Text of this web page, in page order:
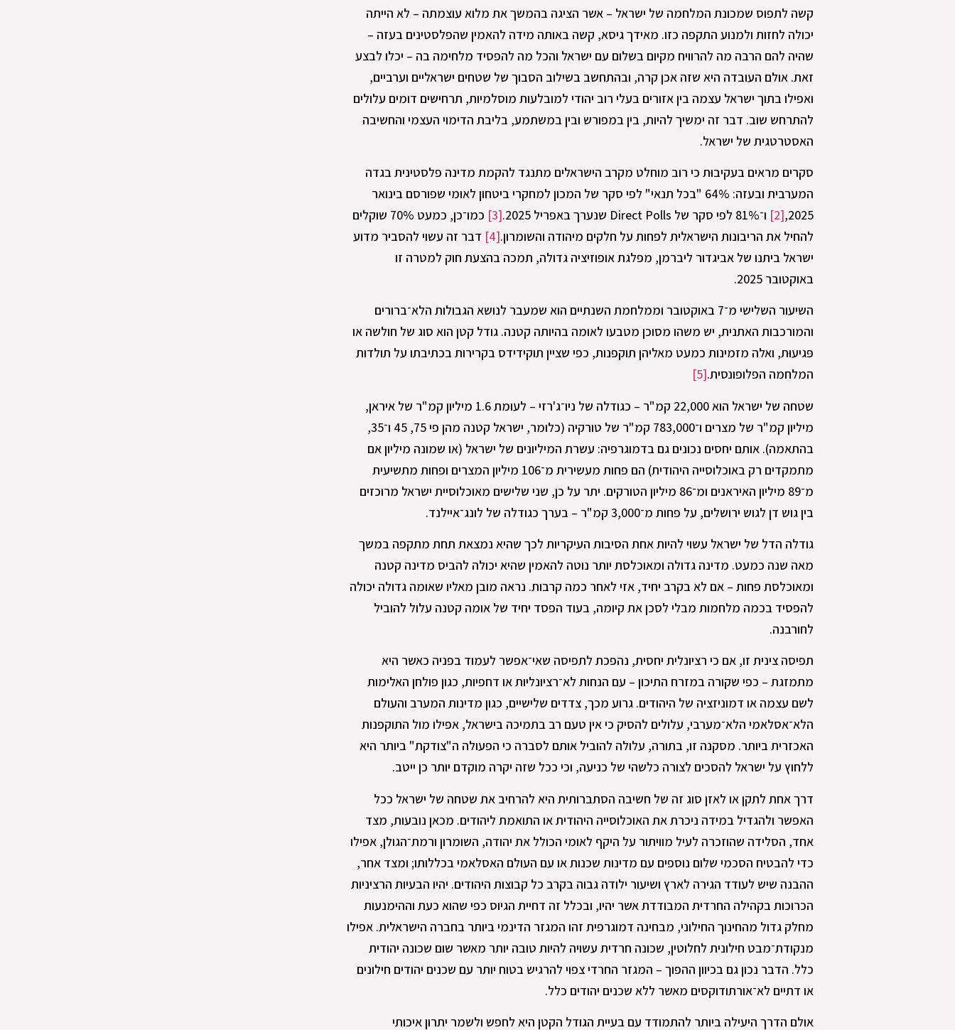
קשה לתפוס שמכונת המלחמה של ישראל – אשר הציגה בהמשך את מלוא עוצמתה – לא הייתה
יכולה לחזות ולמנוע התקפה כזו. מאידך גיסא, קשה באותה מידה להאמין שהפלסטינים בעזה –
שהיה להם הרבה מה להרוויח מקיום בשלום עם ישראל והכל מה להפסיד מלחימה בה – יכלו לבצע
זאת. אולם העובדה היא שזה אכן קרה, ובהתחשב בשילוב הסבוך של שטחים ישראליים וערביים,
ואפילו בתוך ישראל עצמה בין אזורים בעלי רוב יהודי למובלעות מוסלמיות, תרחישים דומים עלולים
להתרחש שוב. דבר זה ימשיך להיות, בין במפורש ובין במשתמע, בליבת הדימוי העצמי והחשיבה
האסטרטגית של ישראל.
סקרים מראים בעקיבוּת כי רוב מוחלט מקרב הישראלים מתנגד להקמת מדינה פלסטינית בגדה
המערבית ובעזה: 64% "בכל תנאי" לפי סקר של המכון למחקרי ביטחון לאומי שפורסם בינואר
2025,
[2] ו־81% לפי סקר של Direct Polls שנערך באפריל 2025. [3]
כמו־כן, כמעט 70% שוקלים
להחיל את הריבונות הישראלית לפחות על חלקים מיהודה והשומרון.[4]
דבר זה עשוי להסביר מדוע
ישראל ביתנו של אביגדור ליברמן, מפלגת אופוזיציה גדולה, תמכה בהצעת חוק למטרה זו
באוקטובר 2025.
השיעור השלישי מ־7 באוקטובר וממלחמת השנתיים הוא שמעבר לנושא הגבולות הלא־ברורים
והמורכבות האתנית, יש משהו מסוכן מטבעו לאומה בהיותה קטנה. גודל קטן הוא סוג של חולשה או
פּגיעוּת, ואלה מזמינות כמעט מאליהן תוקפנות, כפי שציין תוקידידס בקרירות בכתיבתו על תולדות
המלחמה הפלופונסית.
[5]
שטחה של ישראל הוא 22,000 קמ"ר – כגודלה של ניו־ג'רזי – לעומת 1.6 מיליון קמ"ר של איראן,
מיליון קמ"ר של מצרים ו־783,000 קמ"ר של טורקיה (כלומר, ישראל קטנה מהן פי 75, 45 ו־35,
בהתאמה). אותם יחסים נכונים גם בדמוגרפיה: עשרת המיליונים של ישראל (או שמונה מיליון אם
מתמקדים רק באוכלוסייה היהודית) הם פחות מעשירית מ־106 מיליון המצרים ופחות מתשיעית
מ־89 מיליון האיראנים ומ־86 מיליון הטורקים. יתר על כן, שני שלישים מאוכלוסיית ישראל מרוכזים
בין גוש דן לגוש ירושלים, על פחות מ־3,000 קמ"ר – בערך כגודלה של לונג־איילנד.
גודלה הדל של ישראל עשוי להיות אחת הסיבות העיקריות לכך שהיא נמצאת תחת מתקפה במשך
מאה שנה כמעט. מדינה גדולה ומאוכלסת יותר נוטה להאמין שהיא יכולה להביס מדינה קטנה
ומאוכלסת פחות – אם לא בקרב יחיד, אזי לאחר כמה קרבות. נראה מובן מאליו שאומה גדולה יכולה
להפסיד בכמה מלחמות מבלי לסכן את קיומה, בעוד הפסד יחיד של אומה קטנה עלול להוביל
לחורבנה.
תפיסה צינית זו, אם כי רציונלית יחסית, נהפכת לתפיסה שאי־אפשר לעמוד בפניה כאשר היא
מתמזגת – כפי שקורה במזרח התיכון – עם הנחות לא־רציונליות או דחפיות, כגון פולחן האלימות
לשם עצמה או דמוניזציה של היהודים. גרוע מכך, צדדים שלישיים, כגון מדינות המערב והעולם
הלא־אסלאמי הלא־מערבי, עלולים להסיק כי אין טעם רב בתמיכה בישראל, אפילו מול התוקפנות
האכזרית ביותר. מסקנה זו, בתורה, עלולה להוביל אותם לסברה כי הפעולה ה"צודקת" ביותר היא
ללחוץ על ישראל להסכים לצורה כלשהי של כניעה, וכי ככל שזה יקרה מוקדם יותר כן ייטב.
דרך אחת לתקן או לאזן סוג זה של חשיבה הסתברותית היא להרחיב את שטחה של ישראל ככל
האפשר ולהגדיל במידה ניכרת את האוכלוסייה היהודית או התואמת ליהודים. מכאן נובעות, מצד
אחד, הסלידה שהוזכרה לעיל מוויתור על היקף לאומי הכולל את יהודה, השומרון ורמת־הגולן, אפילו
כדי להבטיח הסכמי שלום נוספים עם מדינות שכנות או עם העולם האסלאמי בכללותו; ומצד אחר,
ההבנה שיש לעודד הגירה לארץ ושיעור ילודה גבוה בקרב כל קבוצות היהודים. יהיו הבעיות הרציניות
הכרוכות בקהילה החרדית המבודדת אשר יהיו, ובכלל זה דחיית הגיוס כפי שהוא כעת וההימנעות
מחלק גדול מהחינוך החילוני, מבחינה דמוגרפית זהו המגזר הדינמי ביותר בחברה הישראלית. אפילו
מנקודת־מבט חילונית לחלוטין, שכונה חרדית עשויה להיות טובה יותר מאשר שום שכונה יהודית
כלל. הדבר נכון גם בכיוון ההפוך – המגזר החרדי צפוי להרגיש בטוח יותר עם שכנים יהודים חילונים
או דתיים לא־אורתודוקסים מאשר ללא שכנים יהודים כלל.
אולם הדרך היעילה ביותר להתמודד עם בעיית הגודל הקטן היא לחפש ולשמר יתרון איכותי